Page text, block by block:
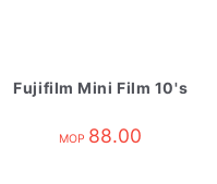
Fujifilm Mini Film 10's
MOP 88.00